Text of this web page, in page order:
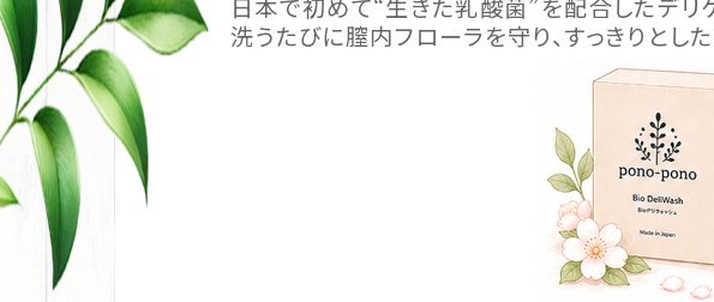
日本で初めて“生きた乳酸菌”を配合したデリ
洗うたびに膣内フローラを守り、すっきりとし